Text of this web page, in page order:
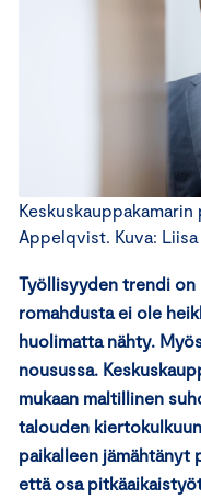
Appelqvist. Kuva: Liisa
Työllisyyden trendi on
romahdusta ei ole
huolimatta nähty.
nousussa.
mukaan maltillinen
talouden
paikalleen jämähtänyt
että osa